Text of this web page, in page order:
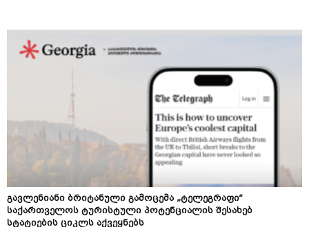
გავლენიანი ბრიტანული გამოცემა „ტელეგრაფი“
საქართველოს ტურისტული პოტენციალის შესახებ
სტატიების ციკლს აქვეყნებს